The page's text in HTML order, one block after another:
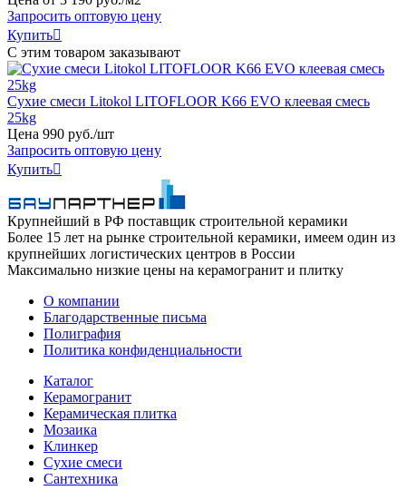
Запросить оптовую цену
Купить
С этим товаром заказывают
Сухие смеси Litokol LITOFLOOR K66 EVO клеевая смесь
25kg
Цена 990 руб./шт
Запросить оптовую цену
Купить
Крупнейший в РФ поставщик строительной керамики
Более 15 лет на рынке строительной керамики, имеем один из
крупнейших логистических центров в России
Максимально низкие цены на керамогранит и плитку
О компании
Благодарственные письма
Полиграфия
Политика конфиденциальности
Каталог
Керамогранит
Керамическая плитка
Мозаика
Клинкер
Сухие смеси
Сантехника